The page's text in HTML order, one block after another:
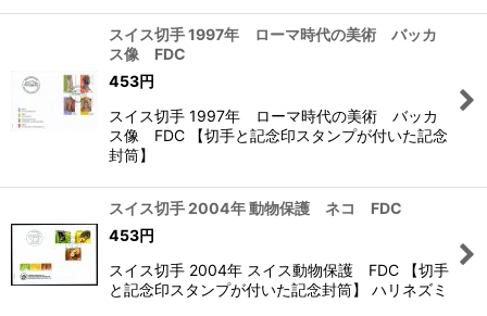
スイス切手 1997年 ローマ時代の美術 バッカ
ス像 FDC
453円
スイス切手 1997年 ローマ時代の美術 バッカ
ス像 FDC 【切手と記念印スタンプが付いた記念
封筒】
スイス切手 2004年 動物保護 ネコ FDC
453円
スイス切手 2004年 スイス動物保護 FDC 【切手
と記念印スタンプが付いた記念封筒】 ハリネズミ